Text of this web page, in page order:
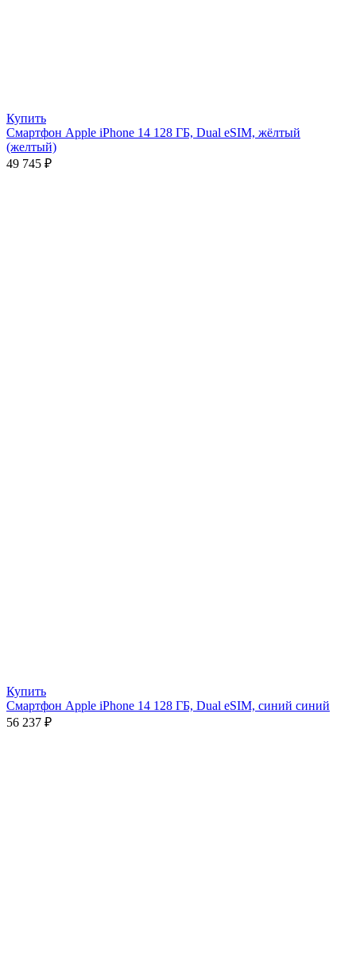
Купить
Смартфон Apple iPhone 14 128 ГБ, Dual eSIM, жёлтый
(желтый)
49 745 ₽
Купить
Смартфон Apple iPhone 14 128 ГБ, Dual eSIM, синий синий
56 237 ₽